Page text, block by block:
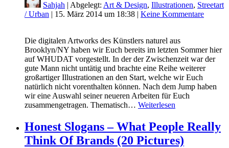
Sahjah | Abgelegt: Art & Design, Illustrationen, Streetart
/ Urban | 15. März 2014 um 18:38 | Keine Kommentare
Die digitalen Artworks des Künstlers naturel aus
Brooklyn/NY haben wir Euch bereits im letzten Sommer hier
auf WHUDAT vorgestellt. In der der Zwischenzeit war der
gute Mann nicht untätig und brachte eine Reihe weiterer
großartiger Illustrationen an den Start, welche wir Euch
natürlich nicht vorenthalten können. Nach dem Jump haben
wir eine Auswahl seiner neueren Arbeiten für Euch
zusammengetragen. Thematisch… Weiterlesen
Honest Slogans – What People Really
Think Of Brands (20 Pictures)